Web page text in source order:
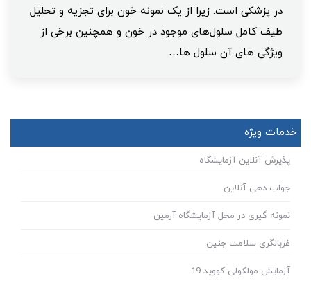
در پزشکی است. زیرا از یک نمونه خون برای تجزیه و تحلیل
طیف کامل سلول‌های موجود در خون و همچنین برخی از
ویژگی‌ های آن سلول‌ ها…
خدمات ویژه
پذیرش آنلاین آزمایشگاه
جواب دهی آنلاین
نمونه گیری در محل آزمایشگاه آرمین
غربالگری سلامت جنین
آزمایش مولکولی کووید 19